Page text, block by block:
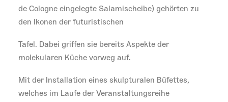
de Cologne eingelegte Salamischeibe) gehörten zu
den Ikonen der futuristischen
Tafel. Dabei griffen sie bereits Aspekte der
molekularen Küche vorweg auf.
Mit der Installation eines skulpturalen Büfettes,
welches im Laufe der Veranstaltungsreihe